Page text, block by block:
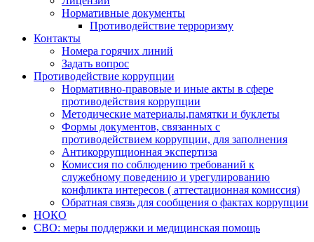
Нормативные документы
Противодействие терроризму
Контакты
Номера горячих линий
Задать вопрос
Противодействие коррупции
Нормативно-правовые и иные акты в сфере
противодействия коррупции
Методические материалы,памятки и буклеты
Формы документов, связанных с
противодействием коррупции, для заполнения
Антикоррупционная экспертиза
Комиссия по соблюдению требований к
служебному поведению и урегулированию
конфликта интересов ( аттестационная комиссия)
Обратная связь для сообщения о фактах коррупции
НОКО
СВО: меры поддержки и медицинская помощь